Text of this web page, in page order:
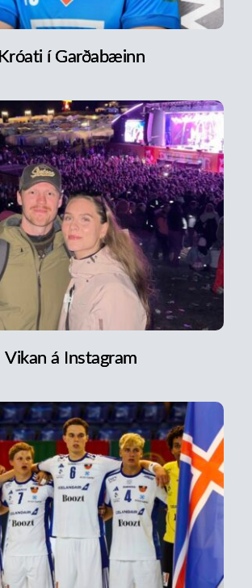
Króati í Garðabæinn
Vikan á Instagram